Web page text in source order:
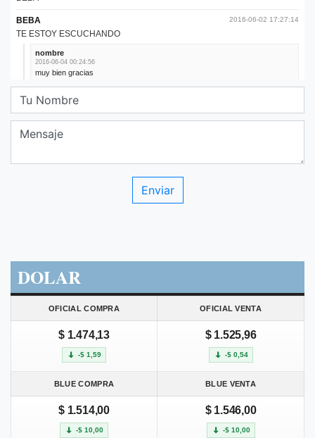
DOLAR
OFICIAL COMPRA OFICIAL VENTA
$ 1.474,13
-$ 1,59
$ 1.525,96
-$ 0,54
BLUE COMPRA BLUE VENTA
$ 1.514,00
-$ 10,00
$ 1.546,00
-$ 10,00